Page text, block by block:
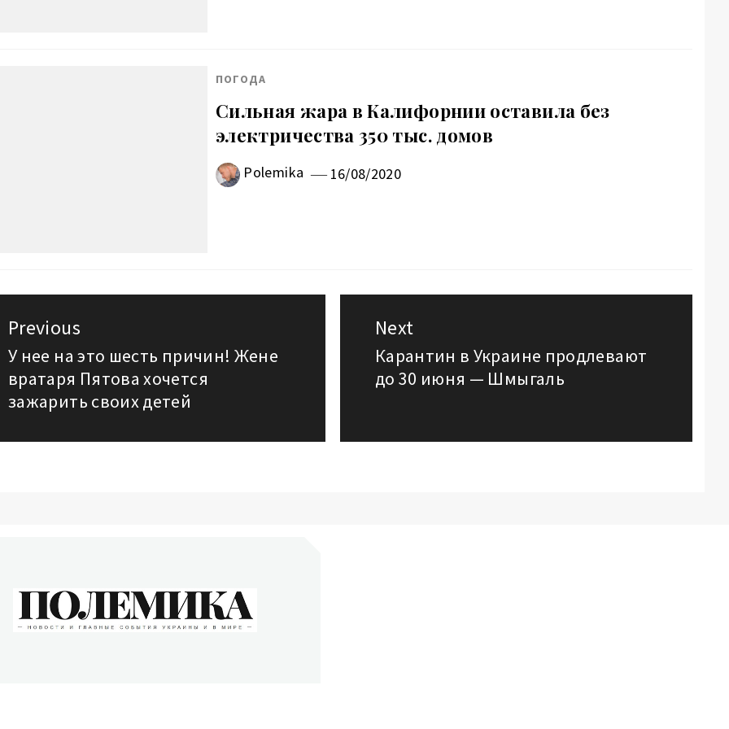
ПОГОДА
Сильная жара в Калифорнии оставила без
электричества 350 тыс. домов
Polemika 16/08/2020
Previous
Previous
post:
У нее на это шесть причин! Жене
вратаря Пятова хочется
зажарить своих детей
Next
Next
post:
Карантин в Украине продлевают
до 30 июня — Шмыгаль